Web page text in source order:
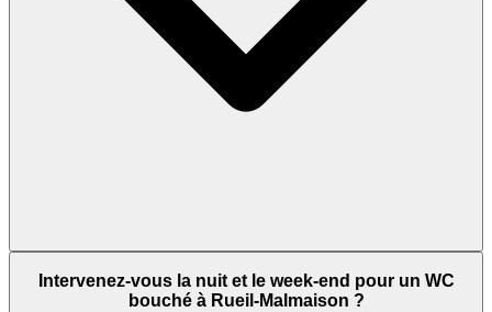
Intervenez-vous la nuit et le week-end pour un WC
bouché à Rueil-Malmaison ?